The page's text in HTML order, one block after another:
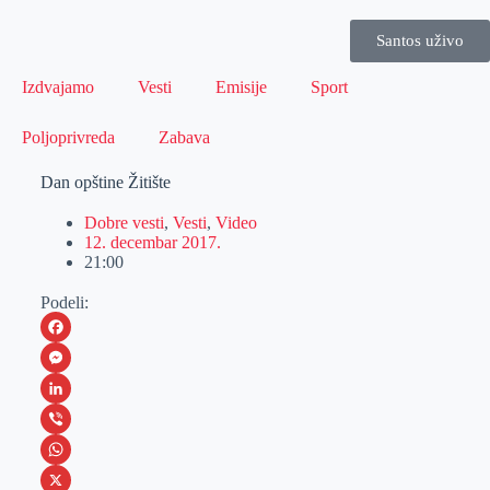
Santos uživo
Izdvajamo Vesti Emisije Sport
Poljoprivreda Zabava
Dan opštine Žitište
Dobre vesti, Vesti, Video
12. decembar 2017.
21:00
Podeli:
F
a
c
e
b
M
e
s
s
L
i
n
V
iW